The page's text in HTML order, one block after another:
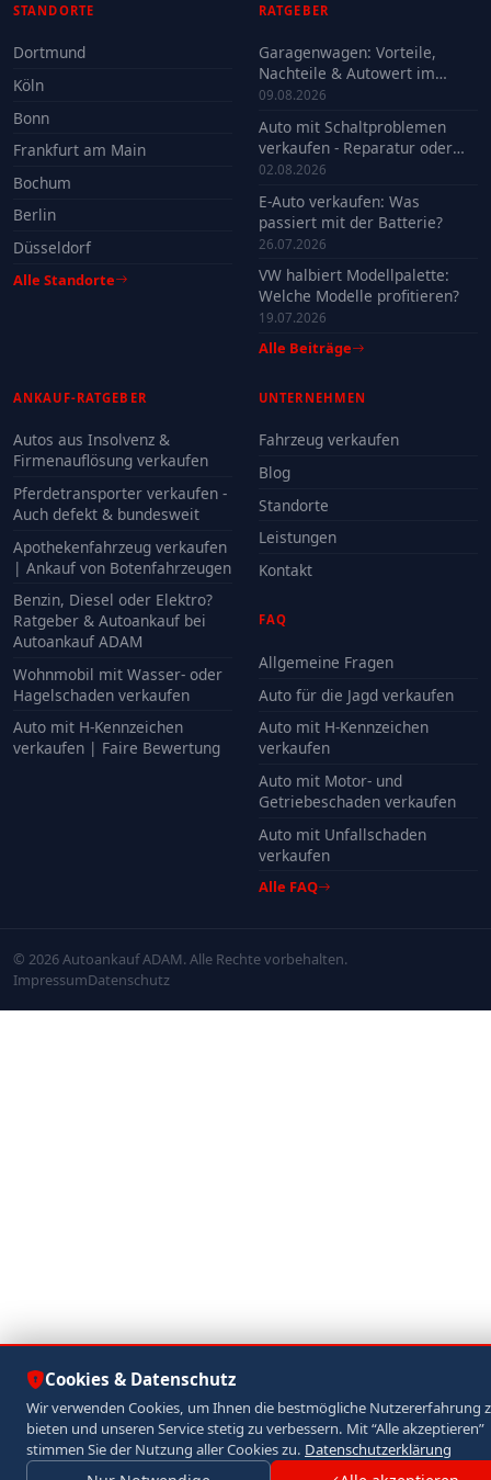
STANDORTE
Dortmund
Köln
Bonn
Frankfurt am Main
Bochum
Berlin
Düsseldorf
Alle Standorte
RATGEBER
Garagenwagen: Vorteile,
Nachteile & Autowert im
Check
09.08.2026
Auto mit Schaltproblemen
verkaufen - Reparatur oder
Verkauf?
02.08.2026
E-Auto verkaufen: Was
passiert mit der Batterie?
26.07.2026
VW halbiert Modellpalette:
Welche Modelle profitieren?
19.07.2026
Alle Beiträge
ANKAUF-RATGEBER
Autos aus Insolvenz &
Firmenauflösung verkaufen
Pferdetransporter verkaufen -
Auch defekt & bundesweit
Apothekenfahrzeug verkaufen
| Ankauf von Botenfahrzeugen
Benzin, Diesel oder Elektro?
Ratgeber & Autoankauf bei
Autoankauf ADAM
Wohnmobil mit Wasser- oder
Hagelschaden verkaufen
Auto mit H-Kennzeichen
verkaufen | Faire Bewertung
UNTERNEHMEN
Fahrzeug verkaufen
Blog
Standorte
Leistungen
Kontakt
FAQ
Allgemeine Fragen
Auto für die Jagd verkaufen
Auto mit H-Kennzeichen
verkaufen
Auto mit Motor- und
Getriebeschaden verkaufen
Auto mit Unfallschaden
verkaufen
Alle FAQ
© 2026 Autoankauf ADAM. Alle Rechte vorbehalten.
ImpressumDatenschutz
Cookies & Datenschutz
Wir verwenden Cookies, um Ihnen die bestmögliche Nutzererfahrung
bieten und unseren Service stetig zu verbessern. Mit “Alle akzeptieren”
stimmen Sie der Nutzung aller Cookies zu. Datenschutzerklärung